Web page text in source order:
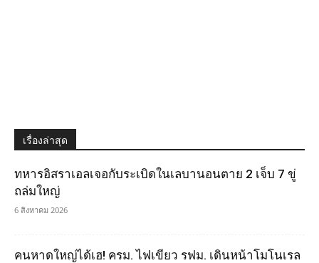
เรื่องล่าสุด
ทหารอิสราเอลเจอกับระเบิดในเลบานอนตาย 2 เจ็บ 7 ขู่
ถล่มใหญ่
6 สิงหาคม 2026
คนหาดใหญ่ได้เฮ! ครม. ไฟเขียว รฟม. เดินหน้าโมโนเรล